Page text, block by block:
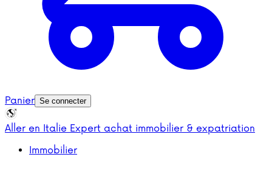
Panier Se connecter
Aller en Italie Expert achat immobilier & expatriation
Immobilier